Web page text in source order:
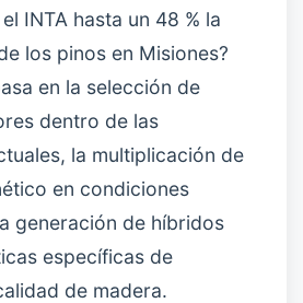
INTA hasta un 48 % la
los pinos en Misiones?
en la selección de
dentro de las
la multiplicación de
en condiciones
generación de híbridos
específicas de
de madera.